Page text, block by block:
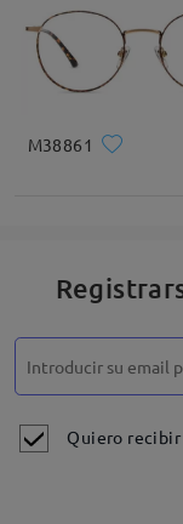
M38861
Quiero recibir